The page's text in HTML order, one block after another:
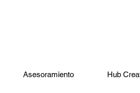
Asesoramiento Hub